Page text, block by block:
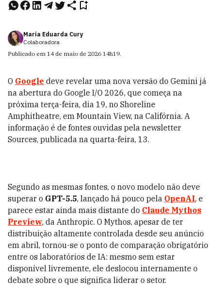
Maria Eduarda Cury
Colaboradora
Publicado em 14 de maio de 2026 14h19.
O Google deve revelar uma nova versão do Gemini já
na abertura do Google I/O 2026, que começa na
próxima terça-feira, dia 19, no Shoreline
Amphitheatre, em Mountain View, na Califórnia. A
informação é de fontes ouvidas pela newsletter
Sources, publicada na quarta-feira, 13.
Segundo as mesmas fontes, o novo modelo não deve
superar o GPT-5.5, lançado há pouco pela OpenAI, e
parece estar ainda mais distante do Claude Mythos
Preview, da Anthropic. O Mythos, apesar de ter
distribuição altamente controlada desde seu anúncio
em abril, tornou-se o ponto de comparação obrigatório
entre os laboratórios de IA: mesmo sem estar
disponível livremente, ele deslocou internamente o
debate sobre o que significa liderar o setor.